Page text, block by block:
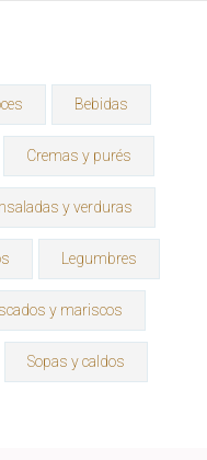
Bebidas
Cremas y purés
y verduras
Legumbres
y mariscos
Sopas y caldos